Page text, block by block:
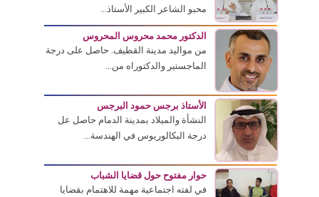
محبو الشاعر الكبير الأستاذ...
الدكتور محمد محروس المحروس
من مواليد مدينة القطيف. حاصل على درجة
الماجستير والدكتوراه من...
الأستاذ برجس حمود البرجس
النشأة والميلاد بمدينة الدمام حاصل عل
درجة البكالوريوس في الهندسة...
حوار مفتوح حول قضايا الشباب
في لفته اجتماعية مهمة للاهتمام بقضايا